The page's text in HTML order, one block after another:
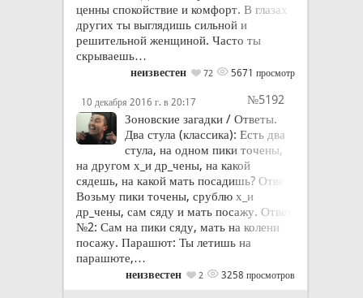
ценны спокойствие и комфорт. В глазах
других ты выглядишь сильной и
решительной женщиной. Часто ты
скрываешь…
неизвестен 72 5671 просмотр
10 декабря 2016 г. в 20:17
№5192
Зоновские загадки / Ответы.
Два стула (классика): Есть два
стула, на одном пики точены,
на другом х_и др_чены, на какой
сядешь, на какой мать посадишь? Ответ:
Возьму пики точены, срублю х_и
др_чены, сам сяду и мать посажу. Ответ
№2: Сам на пики сяду, мать на колени
посажу. Парашют: Ты летишь на
парашюте,…
неизвестен 2 3258 просмотров